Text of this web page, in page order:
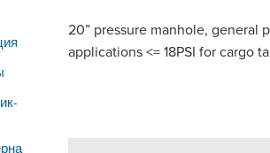
20” pressure manhole, general
applications <= 18PSI for cargo